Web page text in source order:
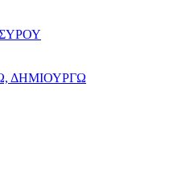
ΔΗΜΙΟΥΡΓΩ